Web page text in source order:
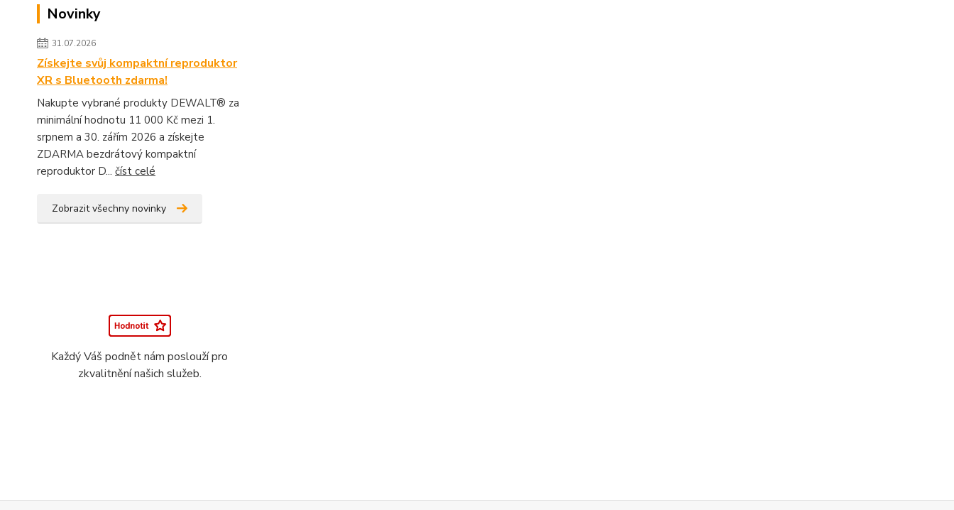
Novinky
31.07.2026
Získejte svůj kompaktní reproduktor
XR s Bluetooth zdarma!
Nakupte vybrané produkty DEWALT® za
minimální hodnotu 11 000 Kč mezi 1.
srpnem a 30. zářím 2026 a získejte
ZDARMA bezdrátový kompaktní
reproduktor D... číst celé
Zobrazit všechny novinky
Každý Váš podnět nám poslouží pro
zkvalitnění našich služeb.